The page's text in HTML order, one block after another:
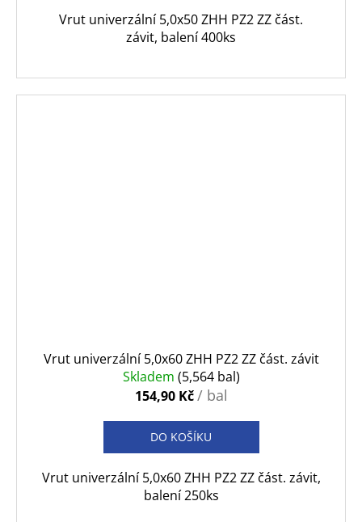
Vrut univerzální 5,0x50 ZHH PZ2 ZZ část.
závit, balení 400ks
Vrut univerzální 5,0x60 ZHH PZ2 ZZ část. závit
Skladem (5,564 bal)
154,90 Kč/ bal
DO KOŠÍKU
Vrut univerzální 5,0x60 ZHH PZ2 ZZ část. závit,
balení 250ks